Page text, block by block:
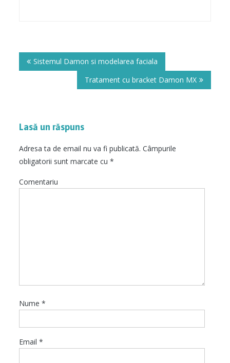
în
articole
Sistemul Damon si modelarea faciala
Tratament cu bracket Damon MX
Lasă un răspuns
Adresa ta de email nu va fi publicată. Câmpurile
obligatorii sunt marcate cu*
Comentariu
Nume*
Email*